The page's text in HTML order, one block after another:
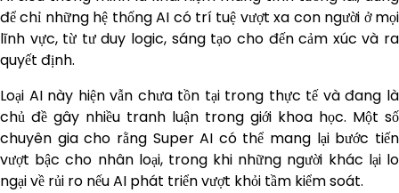
để chỉ những hệ thống AI có trí tuệ vượt xa con người ở mọi
lĩnh vực, từ tư duy logic, sáng tạo cho đến cảm xúc và ra
quyết định.
Loại AI này hiện vẫn chưa tồn tại trong thực tế và đang là
chủ đề gây nhiều tranh luận trong giới khoa học. Một số
chuyên gia cho rằng Super AI có thể mang lại bước tiến
vượt bậc cho nhân loại, trong khi những người khác lại lo
ngại về rủi ro nếu AI phát triển vượt khỏi tầm kiểm soát.